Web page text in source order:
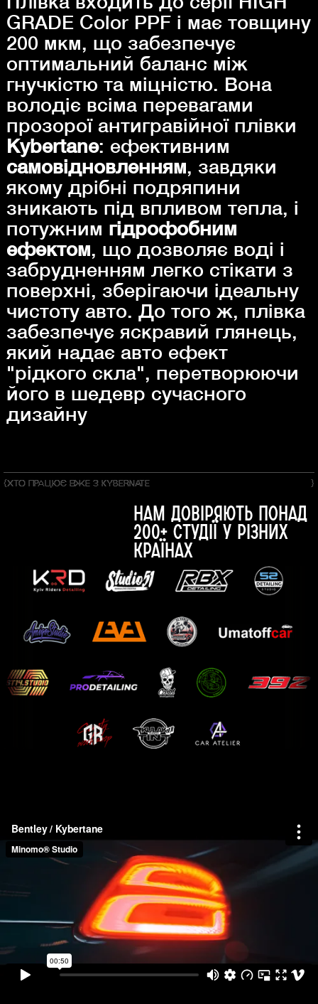
GRADE Color PPF і має товщину
200 мкм, що забезпечує
оптимальний баланс між
гнучкістю та міцністю. Вона
володіє всіма перевагами
прозорої антигравійної плівки
Kybertane: ефективним
самовідновленням, завдяки
якому дрібні подряпини
зникають під впливом тепла, і
потужним гідрофобним
ефектом, що дозволяє воді і
забрудненням легко стікати з
поверхні, зберігаючи ідеальну
чистоту авто. До того ж, плівка
забезпечує яскравий глянець,
який надає авто ефект
"рідкого скла", перетворюючи
його в шедевр сучасного
дизайну
{ХТО ПРАЦЮЄ ВЖЕ З KYBERNATE }
нам довіряють понад
200+ студії у різних
країнах